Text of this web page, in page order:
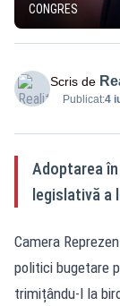
CONGRES
Scris de
Publicat:4
Adoptarea
legislativă a
Camera
politici bugetare
trimițându-l la